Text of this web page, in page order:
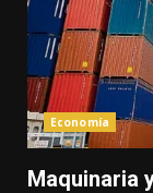
Economía
Maquinaria